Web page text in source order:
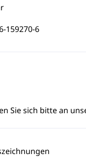
159270-6
Sie sich bitte an